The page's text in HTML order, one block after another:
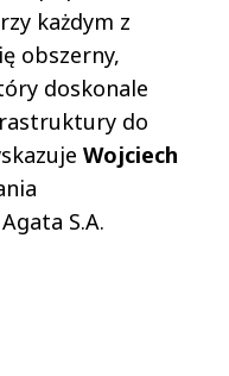
każdym z
obszerny,
doskonale
do
Wojciech
S.A.